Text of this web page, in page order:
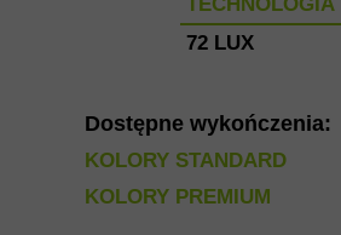
KOLORY PREMIUM
KOLORY STANDARD
Dostępne wykończenia:
72 LUX